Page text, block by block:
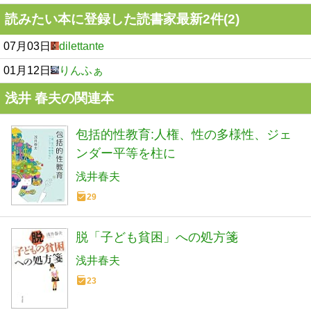
読みたい本に登録した読書家最新2件(2)
07月03日 dilettante
01月12日 りんふぁ
浅井 春夫の関連本
包括的性教育:人権、性の多様性、ジェ
ンダー平等を柱に
浅井春夫
29
脱「子ども貧困」への処方箋
浅井春夫
23